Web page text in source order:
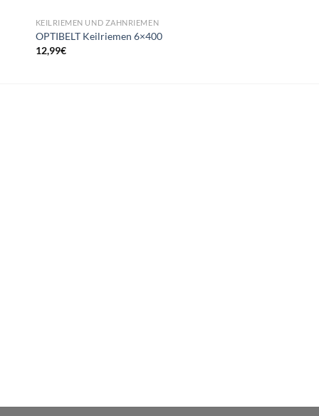
KEILRIEMEN UND ZAHNRIEMEN
OPTIBELT Keilriemen 6×400
12,99€